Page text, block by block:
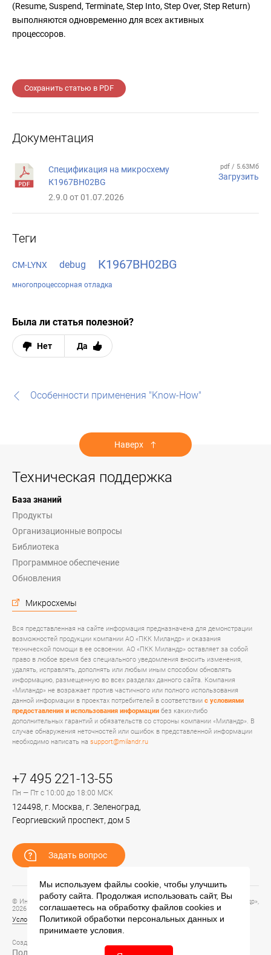
(Resume, Suspend, Terminate, Step Into, Step Over, Step Return)
выполняются одновременно для всех активных
процессоров.
Сохранить статью в PDF
Документация
Спецификация на микросхему
К1967ВН02BG
2.9.0 от 01.07.2026
pdf / 5.63Мб
Загрузить
Теги
CM-LYNX debug К1967ВН02BG
многопроцессорная отладка
Была ли статья полезной?
Нет Да
Особенности применения "Know-How"
Наверх
Техническая поддержка
База знаний
Продукты
Организационные вопросы
Библиотека
Программное обеспечение
Обновления
Микросхемы
Вся представленная на сайте информация предназначена для демонстрации
возможностей продукции компании АО «ПКК Миландр» и оказания
технической помощи в ее освоении. АО «ПКК Миландр» оставляет за собой
право в любое время без специального уведомления вносить изменения,
удалять, исправлять, дополнять или любым иным способом обновлять
информацию, размещенную во всех разделах данного сайта. Компания
«Миландр» не возражает против частичного или полного использования
данной информации в проектах потребителей в соответствии с условиями
предоставления и использования информации без каких-либо
дополнительных гарантий и обязательств со стороны компании «Миландр». В
случае обнаружения неточностей или ошибок в представленной информации
необходимо написать на support@milandr.ru
+7 495 221-13-55
Пн — Пт с 10:00 до 18:00 МСК
124498, г. Москва, г. Зеленоград,
Георгиевский проспект, дом 5
Задать вопрос
© Информационный портал технической поддержки ЦП ИС АО «ПКК Миландр»,
2026
Условия предоставления и использования информации
Создание сайта –
Политика обработки персональных данных
Мы используем файлы cookie, чтобы улучшить
работу сайта. Продолжая использовать сайт, Вы
соглашаетесь на обработку файлов cookies и
Политикой обработки персональных данных и
принимаете условия.